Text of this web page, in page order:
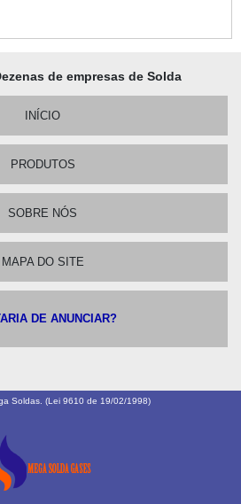
de empresas de Solda
INÍCIO
PRODUTOS
SOBRE NÓS
MAPA DO SITE
DE ANUNCIAR?
Soldas. (Lei 9610 de 19/02/1998)